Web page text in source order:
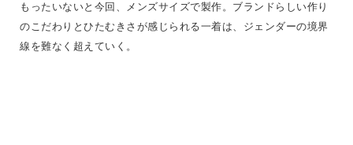
もったいないと今回、メンズサイズで製作。ブランドらしい作り
のこだわりとひたむきさが感じられる一着は、ジェンダーの境界
線を難なく超えていく。